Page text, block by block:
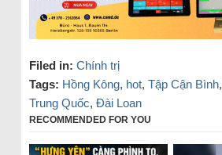
Filed in: Chính trị
Tags: Hồng Kông, hot, Tập Cận Bình,
Trung Quốc, Đài Loan
RECOMMENDED FOR YOU